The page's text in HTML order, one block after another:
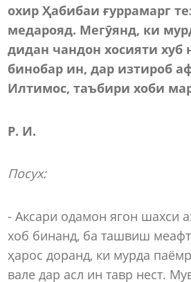
охир Ҳабибаи ғуррамарг
медарояд. Мегӯянд, ки
дидан чандон хосияти хуб
бинобар ин, дар изтироб
Илтимос, таъбири хоби
Р. И.
Посух:
- Аксари одамон ягон шахси
хоб бинанд, ба ташвиш
ҳарос доранд, ки мурда
вале дар асл ин тавр нест.